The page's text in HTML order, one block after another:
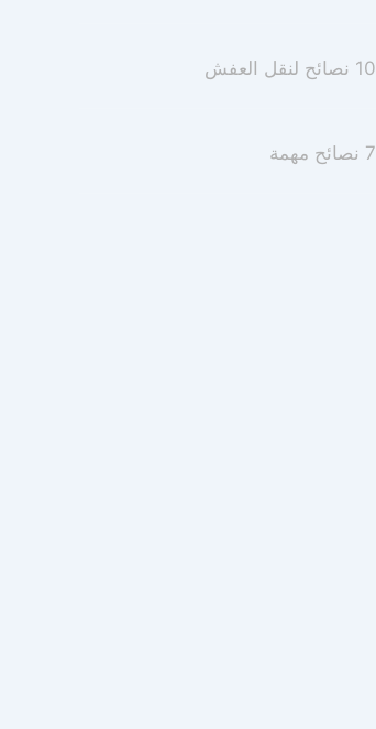
10 نصائح لنقل العفش
7 نصائح مهمة